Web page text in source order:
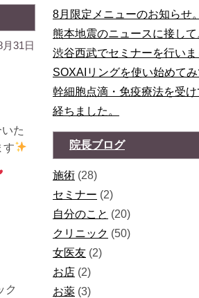
月31日
た
す
ク
8月限定メニューのお知らせ。
熊本地震のニュースに接して
渋谷西武でセミナーを行いま
SOXAIリングを使い始めてみ
幹細胞点滴・免疫療法を受
経ちました。
院長ブログ
施術 (28)
セミナー (2)
自分のこと (20)
クリニック (50)
女医友 (2)
お店 (2)
お薬 (3)